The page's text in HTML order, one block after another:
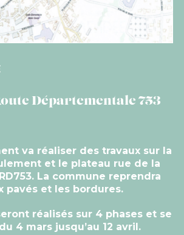
Départementale 753
va réaliser des travaux sur la
et le plateau rue de la
La commune reprendra
pavés et les bordures.
réalisés sur 4 phases et se
4 mars jusqu’au 12 avril.